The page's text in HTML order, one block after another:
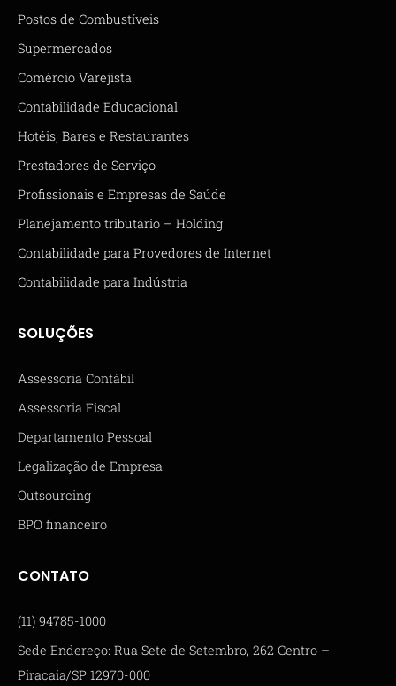
Postos de Combustíveis
Supermercados
Comércio Varejista
Contabilidade Educacional
Hotéis, Bares e Restaurantes
Prestadores de Serviço
Profissionais e Empresas de Saúde
Planejamento tributário – Holding
Contabilidade para Provedores de Internet
Contabilidade para Indústria
SOLUÇÕES
Assessoria Contábil
Assessoria Fiscal
Departamento Pessoal
Legalização de Empresa
Outsourcing
BPO financeiro
CONTATO
(11) 94785-1000
Sede Endereço: Rua Sete de Setembro, 262 Centro –
Piracaia/SP 12970-000